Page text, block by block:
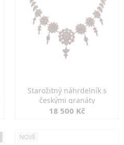
Starožitný náhrdelník s
českými granáty
18 500 Kč
NOVÉ